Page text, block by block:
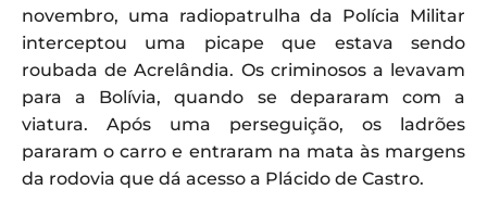
novembro, uma radiopatrulha da Polícia Militar
interceptou uma picape que estava sendo
roubada de Acrelândia. Os criminosos a levavam
para a Bolívia, quando se depararam com a
viatura. Após uma perseguição, os ladrões
pararam o carro e entraram na mata às margens
da rodovia que dá acesso a Plácido de Castro.